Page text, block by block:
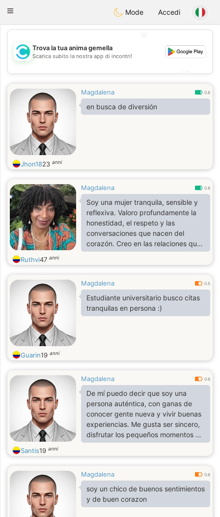
olombiaCitas
Toggle
Mode Accedi
💖
💕
Trova la tua anima gemella
Scarica subito la nostra app di incontri!
Magdalena 0.8
en busca de diversión
Jhon1823 anni
Magdalena 0.8
Soy una mujer tranquila, sensible y
reflexiva. Valoro profundamente la
honestidad, el respeto y las
conversaciones que nacen del
corazón. Creo en las relaciones que
se construyen con paciencia, fe,
cuidado y complicidad, donde el
gestos. Disfruto las cosas simples de
la vida y busco una relación seria,
basada en el apoyo mutuo, el
crecimiento compartido y una
Ruthvi47 anni
Magdalena 0.5
Estudiante universitario busco citas
tranquilas en persona :)
Guarin19 anni
Magdalena 0.6
De mí puedo decir que soy una
persona auténtica, con ganas de
conocer gente nueva y vivir buenas
experiencias. Me gusta ser sincero,
disfrutar los pequeños momentos y
siempre aprender de la vida. Busco
conexión y buena energía, alguien
complicidad.
Santis19 anni
Magdalena 0.6
soy un chico de buenos sentimientos
y de buen corazon